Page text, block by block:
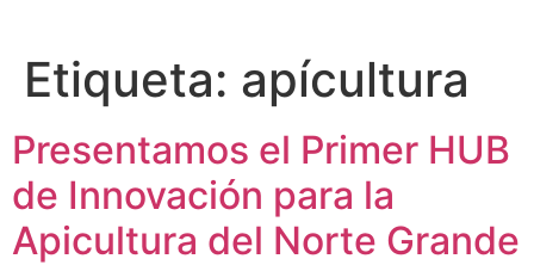
Etiqueta: apícultura
Presentamos el Primer HUB
de Innovación para la
Apicultura del Norte Grande